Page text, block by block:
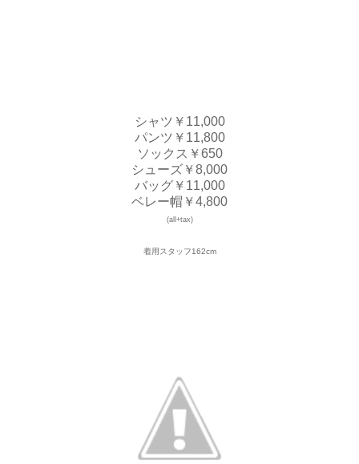
シャツ￥11,000
パンツ￥11,800
ソックス￥650
シューズ￥8,000
バッグ￥11,000
ベレー帽￥4,800
(all+tax)
着用スタッフ162cm